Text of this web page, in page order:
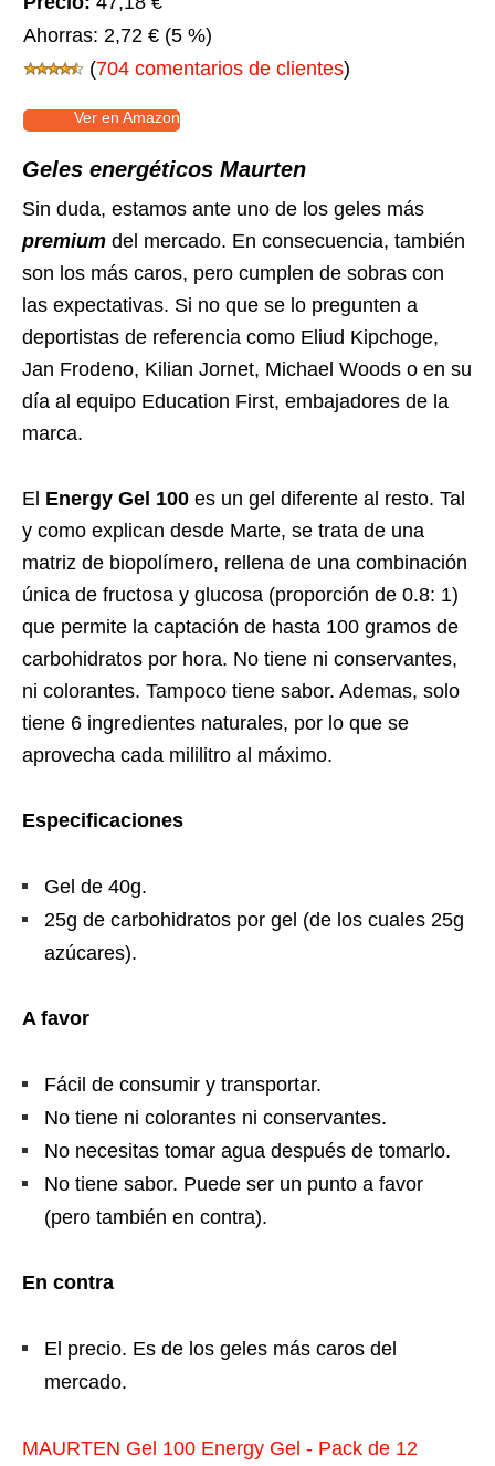
Ahorras: 2,72 € (5 %)
(704 comentarios de clientes)
Ver en Amazon
Geles energéticos Maurten
Sin duda, estamos ante uno de los geles más
premium del mercado. En consecuencia, también
son los más caros, pero cumplen de sobras con
las expectativas. Si no que se lo pregunten a
deportistas de referencia como Eliud Kipchoge,
Jan Frodeno, Kilian Jornet, Michael Woods o en su
día al equipo Education First, embajadores de la
marca.
El Energy Gel 100 es un gel diferente al resto. Tal
y como explican desde Marte, se trata de una
matriz de biopolímero, rellena de una combinación
única de fructosa y glucosa (proporción de 0.8: 1)
que permite la captación de hasta 100 gramos de
carbohidratos por hora. No tiene ni conservantes,
ni colorantes. Tampoco tiene sabor. Ademas, solo
tiene 6 ingredientes naturales, por lo que se
aprovecha cada mililitro al máximo.
Especificaciones
Gel de 40g.
25g de carbohidratos por gel (de los cuales 25g
azúcares).
A favor
Fácil de consumir y transportar.
No tiene ni colorantes ni conservantes.
No necesitas tomar agua después de tomarlo.
No tiene sabor. Puede ser un punto a favor
(pero también en contra).
En contra
El precio. Es de los geles más caros del
mercado.
MAURTEN Gel 100 Energy Gel - Pack de 12